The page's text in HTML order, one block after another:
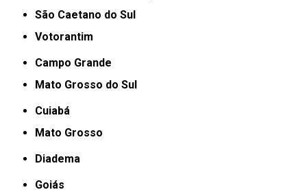
São Caetano do Sul
Votorantim
Campo Grande
Mato Grosso do Sul
Cuiabá
Mato Grosso
Diadema
Goiás